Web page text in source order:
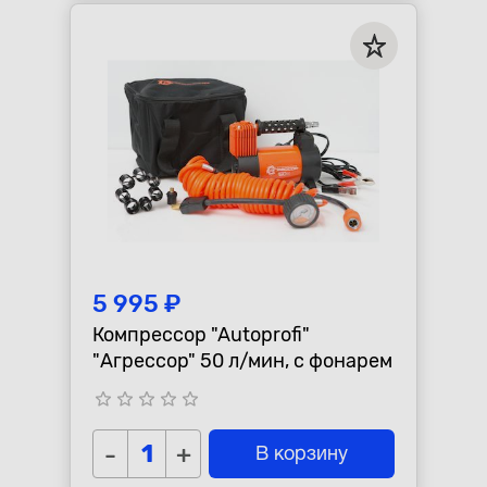
5 995 ₽
Компрессор "Autoprofi"
"Агрессор" 50 л/мин, с фонарем
star_border star_border star_border star_border star_border
- + В корзину